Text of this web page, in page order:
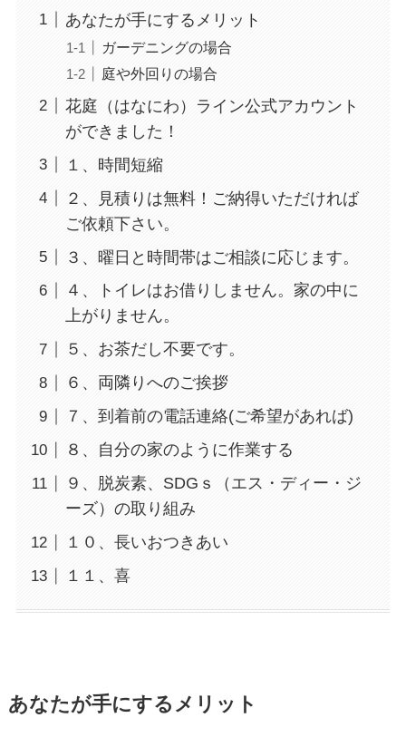
あなたが手にするメリット
ガーデニングの場合
庭や外回りの場合
花庭（はなにわ）ライン公式アカウント
ができました！
１、時間短縮
２、見積りは無料！ご納得いただければ
ご依頼下さい。
３、曜日と時間帯はご相談に応じます。
４、トイレはお借りしません。家の中に
上がりません。
５、お茶だし不要です。
６、両隣りへのご挨拶
７、到着前の電話連絡(ご希望があれば)
８、自分の家のように作業する
９、脱炭素、SDGｓ（エス・ディー・ジ
ーズ）の取り組み
１０、長いおつきあい
１１、喜
あなたが手にするメリット